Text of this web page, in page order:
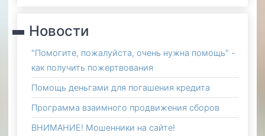
Новости
"Помогите, пожалуйста, очень нужна помощь" -
как получить пожертвования
Помощь деньгами для погашения кредита
Программа взаимного продвижения сборов
ВНИМАНИЕ! Мошенники на сайте!